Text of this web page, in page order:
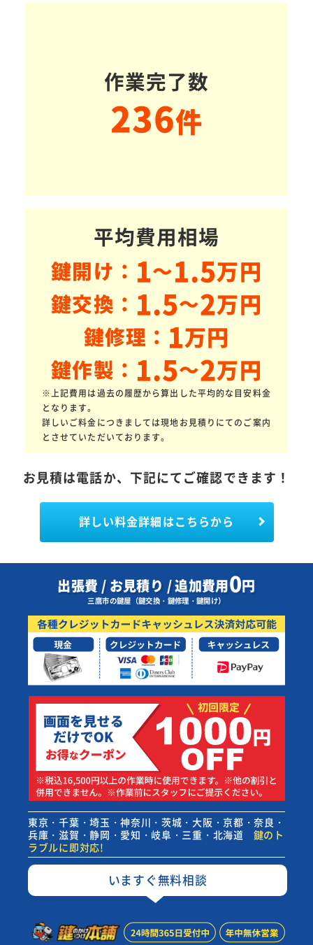
作業完了数
236件
平均費用相場
鍵開け： 1～1.5万円
鍵交換： 1.5～2万円
鍵修理： 1万円
鍵作製： 1.5～2万円
※上記費用は過去の履歴から算出した平均的な目安料金
となります。
詳しいご料金につきましては現地お見積りにてのご案内
とさせていただいております。
お見積は電話か、下記にてご確認できます！
詳しい料金詳細はこちらから
出張費 / お見積り / 追加費用0円
三鷹市の鍵屋（鍵交換・鍵修理・鍵開け）
東京・千葉・埼玉・神奈川・茨城・大阪・京都・奈良・
兵庫・滋賀・静岡・愛知・岐阜・三重・北海道
鍵のト
ラブルに即対応!
いますぐ無料相談